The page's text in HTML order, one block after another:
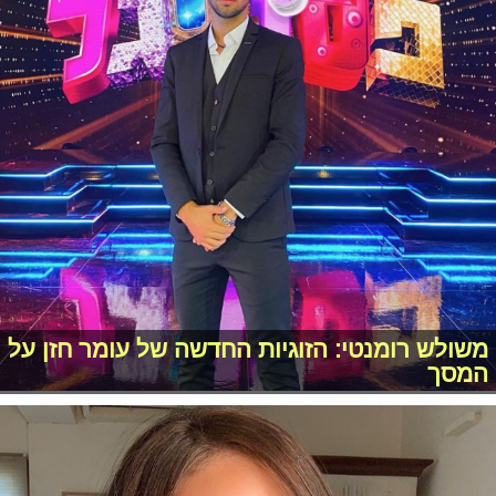
משולש רומנטי: הזוגיות החדשה של עומר חזן על
המסך